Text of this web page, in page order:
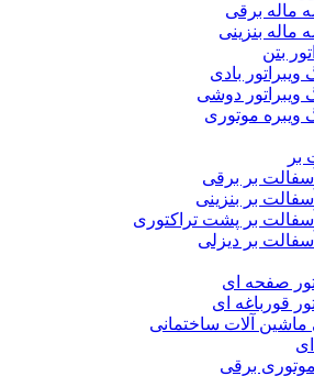
ماله برقی
بنزینی
بتن
ویبراتور بادی
ویبراتور دوشی
ویبره موتوری
بر
بر برقی
بر بنزینی
بر پشت تراکتوری
بر دیزلی
صفحه ای
قورباغه ای
ماشین آلات ساختمانی
برقی